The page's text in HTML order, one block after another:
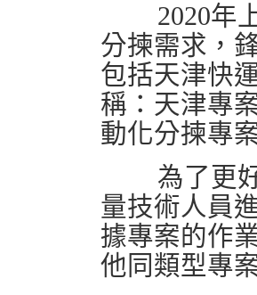
2020年
分揀需求，
包括天津快
稱：天津專
動化分揀專
為了更
量技術人員
據專案的作
他同類型專